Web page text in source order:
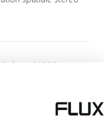
OFFICIELS